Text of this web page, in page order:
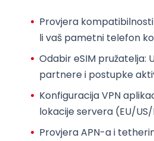
Provjera
li vaš pametni telefon
Odabir eSIM pružatelja:
partnere i postupke
Konfiguracija VPN
lokacije servera (EU/
Provjera APN-a i